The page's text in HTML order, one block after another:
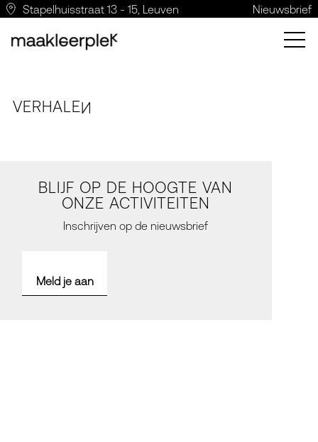
Stapelhuisstraat 13 - 15, Leuven Nieuwsbrief
VERHALEN
BLIJF OP DE HOOGTE VAN
ONZE ACTIVITEITEN
Inschrijven op de nieuwsbrief
Meld je aan